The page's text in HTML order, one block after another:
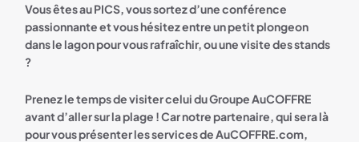
Vous êtes au PICS, vous sortez d’une conférence
passionnante et vous hésitez entre un petit plongeon
dans le lagon pour vous rafraîchir, ou une visite des stands
?
Prenez le temps de visiter celui du Groupe AuCOFFRE
avant d’aller sur la plage ! Car notre partenaire, qui sera là
pour vous présenter les services de AuCOFFRE.com,